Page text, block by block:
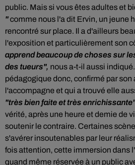
public. Mais si vous êtes adultes et
"comme nous l'a dit Ervin, un jeune
rencontré sur place. Il a d'ailleurs
l'exposition et particulièrement son
apprend beaucoup de choses sur
des tueurs", nous a-t-il aussi
pédagogique donc, confirmé par
l'accompagne et qui a trouvé elle
"très bien faite et très
vérité, après une heure et demie de
soutenir le contraire. Certaines
s'avérer insoutenables par leur
fois attention, cette immersion dans
quand même réservée à un public